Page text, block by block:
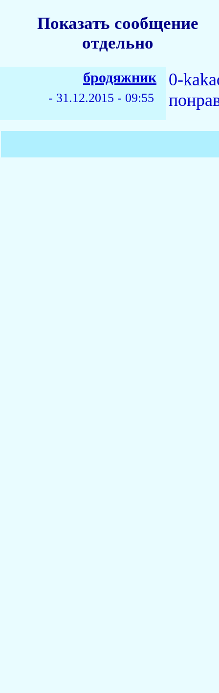
Показать сообщение
отдельно
бродяжник
- 31.12.2015 - 09:55
0-